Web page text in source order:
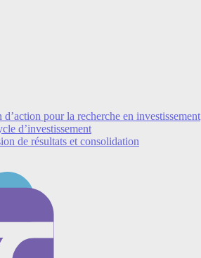
pour la recherche en investissement
d’investissement
de résultats et consolidation